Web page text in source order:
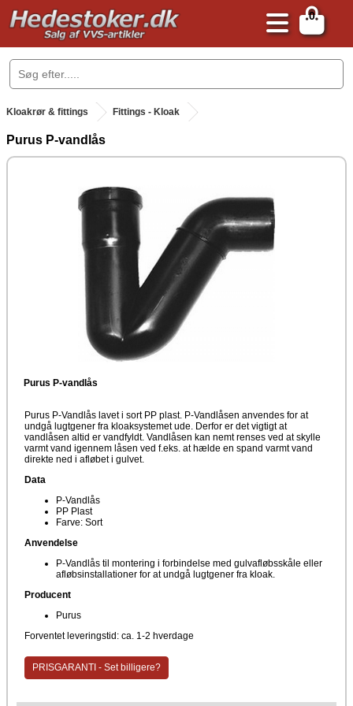
0
.
Kloakrør & fittings Fittings - Kloak
Purus P-vandlås
Purus P-vandlås
Purus P-Vandlås lavet i sort PP plast. P-Vandlåsen anvendes for at
undgå lugtgener fra kloaksystemet ude. Derfor er det vigtigt at
vandlåsen altid er vandfyldt. Vandlåsen kan nemt renses ved at skylle
varmt vand igennem låsen ved f.eks. at hælde en spand varmt vand
direkte ned i afløbet i gulvet.
Data
P-Vandlås
PP Plast
Farve: Sort
Anvendelse
P-Vandlås til montering i forbindelse med gulvafløbsskåle eller
afløbsinstallationer for at undgå lugtgener fra kloak.
Producent
Purus
Forventet leveringstid: ca. 1-2 hverdage
PRISGARANTI - Set billigere?